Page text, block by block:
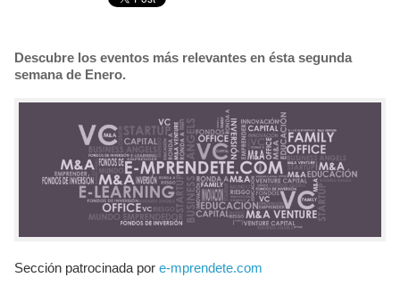
Descubre los eventos más relevantes en ésta segunda
semana de Enero.
Sección patrocinada por e-mprendete.com